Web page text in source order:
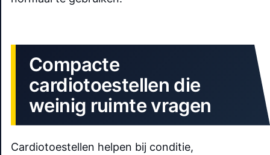
Compacte
cardiotoestellen die
weinig ruimte vragen
Cardiotoestellen helpen bij conditie,